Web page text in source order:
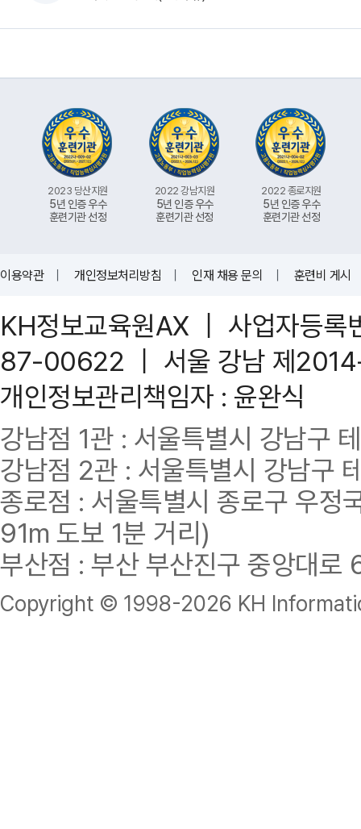
2023 당산지원
5년 인증 우수
훈련기관 선정
2022 강남지원
5년 인증 우수
훈련기관 선정
2022 종로지원
5년 인증 우수
훈련기관 선정
이용약관 개인정보처리방침 인재 채용 문의 훈련비 게시
KH정보교육원AX ｜ 사업자등
87-00622 ｜ 서울 강남 제
개인정보관리책임자 : 윤완식
강남점 1관 : 서울특별시 강남구
강남점 2관 : 서울특별시 강남구
종로점 : 서울특별시 종로구 우
91m 도보 1분 거리)
부산점 : 부산 부산진구 중앙대
Copyright © 1998-2026 KH